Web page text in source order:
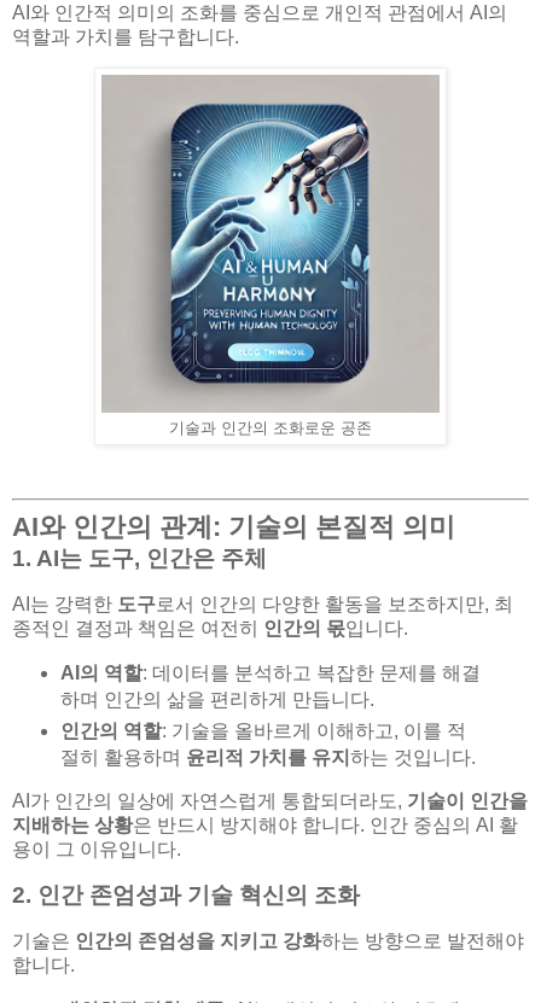
AI와 인간적 의미의 조화를 중심으로 개인적 관점에서 AI의
역할과 가치를 탐구합니다.
기술과 인간의 조화로운 공존
AI와 인간의 관계: 기술의 본질적 의미
1. AI는 도구, 인간은 주체
AI는 강력한 도구로서 인간의 다양한 활동을 보조하지만, 최
종적인 결정과 책임은 여전히
인간의 몫입니다.
AI의 역할: 데이터를 분석하고 복잡한 문제를 해결
하며 인간의 삶을 편리하게 만듭니다.
인간의 역할: 기술을 올바르게 이해하고, 이를 적
절히 활용하며 윤리적 가치를 유지 하는 것입니다.
AI가 인간의 일상에 자연스럽게 통합되더라도, 기술이 인간을
지배하는 상황은 반드시 방지해야 합니다. 인간 중심의 AI 활
용이 그 이유입니다.
2. 인간 존엄성과 기술 혁신의 조화
기술은 인간의 존엄성을 지키고 강화하는 방향으로 발전해야
합니다.